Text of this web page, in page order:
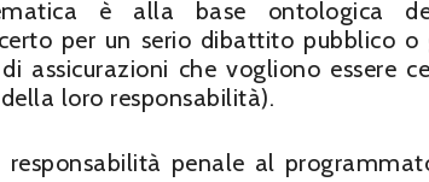
è alla base ontologica
per un serio dibattito pubblico o
assicurazioni che vogliono essere
loro responsabilità).
penale al